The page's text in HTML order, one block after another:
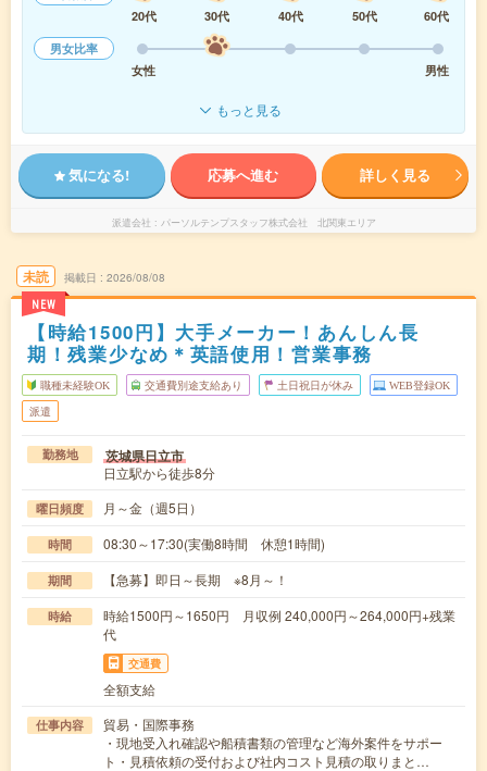
20代
30代 40代 50代
60代
男女比率
女性
男性
もっと見る
気になる! 応募へ進む 詳しく見る
派遣会社 パーソルテンプスタッフ株式会社 北関東エリア
未読
NEW
掲載日 2026/08/08
【時給1500円】大手メーカー！あんしん長
期！残業少なめ＊英語使用！営業事務
職種未経験OK 交通費別途支給あり 土日祝日が休み WEB登録OK
派遣
勤務地 茨城県日立市
日立駅から徒歩8分
曜日頻度 月～金（週5日）
時間 08:30～17:30(実働8時間 休憩1時間)
期間 【急募】即日～長期 ※8月～！
時給
時給1500円～1650円 月収例 240,000円～264,000円+残業
代
交通費
全額支給
仕事内容
貿易・国際事務
・現地受入れ確認や船積書類の管理など海外案件をサポー
ト・見積依頼の受付および社内コスト見積の取りまと…